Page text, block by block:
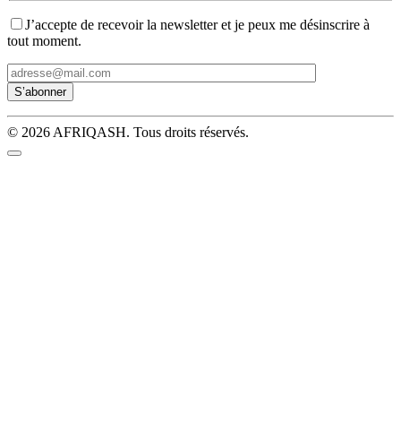
J’accepte de recevoir la newsletter et je peux me désinscrire à
tout moment.
© 2026 AFRIQASH. Tous droits réservés.